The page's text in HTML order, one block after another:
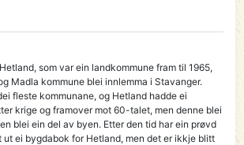
som var ein landkommune fram til 1965,
Madla kommune blei innlemma i Stavanger.
fleste kommunane, og Hetland hadde ei
krige og framover mot 60-talet, men denne blei
blei ein del av byen. Etter den tid har ein prøvd
ut ei bygdabok for Hetland, men det er ikkje blitt